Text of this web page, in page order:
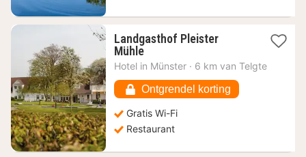
Landgasthof Pleister
Mühle1
nacht
83,69
€
Hotel in Münster · 6 km van Telgte
Ontgrendel korting
Gratis Wi-Fi
Restaurant